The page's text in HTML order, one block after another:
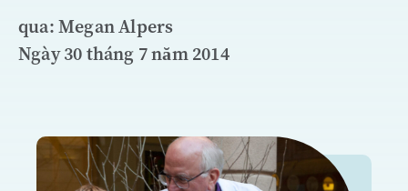
qua: Megan Alpers
Ngày 30 tháng 7 năm 2014